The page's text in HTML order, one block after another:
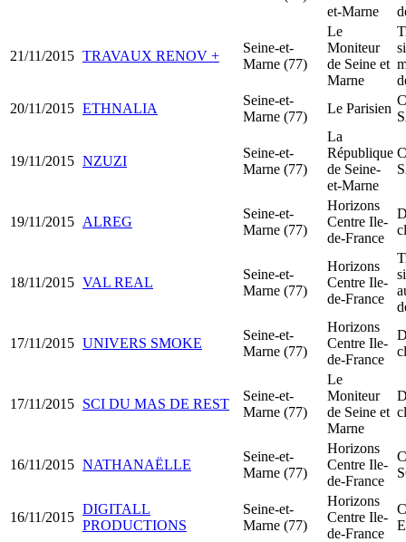
et-Marne
21/11/2015 TRAVAUX RENOV +
Seine-et-
Marne (77)
Le
Moniteur
de Seine et
Marne
20/11/2015 ETHNALIA
Seine-et-
Marne (77)
Le Parisien
19/11/2015 NZUZI
Seine-et-
Marne (77)
La
République
de Seine-
et-Marne
19/11/2015 ALREG
Seine-et-
Marne (77)
Horizons
Centre Ile-
de-France
18/11/2015 VAL REAL
Seine-et-
Marne (77)
Horizons
Centre Ile-
de-France
17/11/2015 UNIVERS SMOKE
Seine-et-
Marne (77)
Horizons
Centre Ile-
de-France
17/11/2015 SCI DU MAS DE REST
Seine-et-
Marne (77)
Le
Moniteur
de Seine et
Marne
16/11/2015 NATHANAËLLE
Seine-et-
Marne (77)
Horizons
Centre Ile-
de-France
16/11/2015
DIGITALL
PRODUCTIONS
Seine-et-
Marne (77)
Horizons
Centre Ile-
de-France